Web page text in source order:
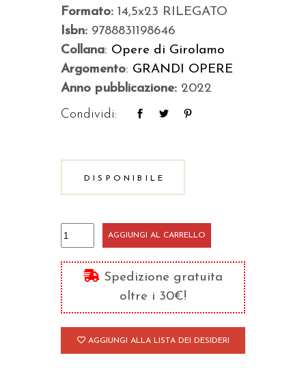
Formato: 14,5x23 RILEGATO
Isbn: 9788831198646
Collana: Opere di Girolamo
Argomento: GRANDI OPERE
Anno pubblicazione: 2022
Condividi:
DISPONIBILE
Commento
a
Matteo
quantità
AGGIUNGI AL CARRELLO
Spedizione gratuita
oltre i 30€!
AGGIUNGI ALLA LISTA DEI DESIDERI